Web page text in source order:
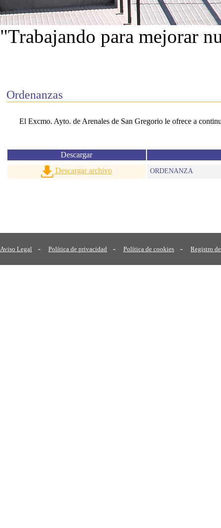
"Trabajando para mejorar
Ordenanzas
El Excmo. Ayto. de Arenales de San Gregorio le ofrece a
Descargar
Descargar archivo
ORDENANZA
Aviso Legal - Política de privacidad - Política de cookies - Registro